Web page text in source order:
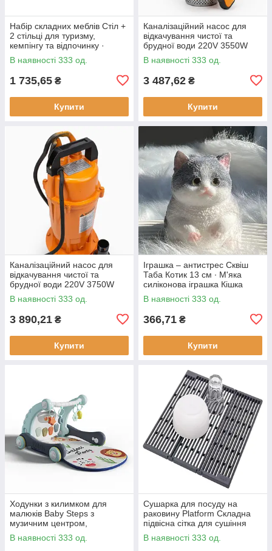
Набір складних меблів Стіл +
2 стільці для туризму,
кемпінгу та відпочинку ·
Металевий каркас
В наявності 333 од.
1 735,65 ₴
Купити
Каналізаційний насос для
відкачування чистої та
брудної води 220V 3550W
В наявності 333 од.
3 487,62 ₴
Купити
Каналізаційний насос для
відкачування чистої та
брудної води 220V 3750W
В наявності 333 од.
3 890,21 ₴
Купити
Іграшка – антистрес Сквіш
Таба Котик 13 см ∙ М'яка
силіконова іграшка Кішка
В наявності 333 од.
366,71 ₴
Купити
Ходунки з килимком для
малюків Baby Steps з
музичним центром,
бізабордом, піаніно та
Bluetooth підключенням +
В наявності 333 од.
Сушарка для посуду на
раковину Platform Складна
підвісна сітка для сушіння
В наявності 333 од.